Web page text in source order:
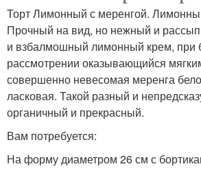
Торт Лимонный с меренгой.
Прочный на вид, но нежный и
и взбалмошный лимонный крем, при
рассмотрении оказывающийся
совершенно невесомая меренга
ласковая. Такой разный и
органичный и прекрасный.
Вам потребуется:
На форму диаметром 26 см с